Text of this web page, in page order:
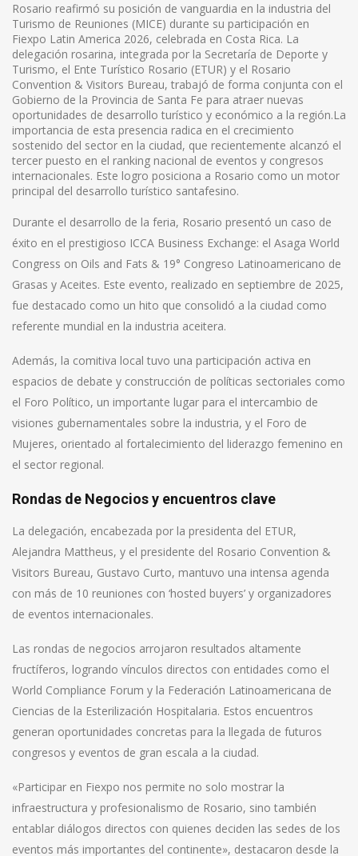
Rosario reafirmó su posición de vanguardia en la industria del
Turismo de Reuniones (MICE) durante su participación en
Fiexpo Latin America 2026, celebrada en Costa Rica. La
delegación rosarina, integrada por la Secretaría de Deporte y
Turismo, el Ente Turístico Rosario (ETUR) y el Rosario
Convention & Visitors Bureau, trabajó de forma conjunta con el
Gobierno de la Provincia de Santa Fe para atraer nuevas
oportunidades de desarrollo turístico y económico a la región.La
importancia de esta presencia radica en el crecimiento
sostenido del sector en la ciudad, que recientemente alcanzó el
tercer puesto en el ranking nacional de eventos y congresos
internacionales. Este logro posiciona a Rosario como un motor
principal del desarrollo turístico santafesino.
Durante el desarrollo de la feria, Rosario presentó un caso de
éxito en el prestigioso ICCA Business Exchange: el Asaga World
Congress on Oils and Fats & 19° Congreso Latinoamericano de
Grasas y Aceites. Este evento, realizado en septiembre de 2025,
fue destacado como un hito que consolidó a la ciudad como
referente mundial en la industria aceitera.
Además, la comitiva local tuvo una participación activa en
espacios de debate y construcción de políticas sectoriales como
el Foro Político, un importante lugar para el intercambio de
visiones gubernamentales sobre la industria, y el Foro de
Mujeres, orientado al fortalecimiento del liderazgo femenino en
el sector regional.
Rondas de Negocios y encuentros clave
La delegación, encabezada por la presidenta del ETUR,
Alejandra Mattheus, y el presidente del Rosario Convention &
Visitors Bureau, Gustavo Curto, mantuvo una intensa agenda
con más de 10 reuniones con ‘hosted buyers’ y organizadores
de eventos internacionales.
Las rondas de negocios arrojaron resultados altamente
fructíferos, logrando vínculos directos con entidades como el
World Compliance Forum y la Federación Latinoamericana de
Ciencias de la Esterilización Hospitalaria. Estos encuentros
generan oportunidades concretas para la llegada de futuros
congresos y eventos de gran escala a la ciudad.
«Participar en Fiexpo nos permite no solo mostrar la
infraestructura y profesionalismo de Rosario, sino también
entablar diálogos directos con quienes deciden las sedes de los
eventos más importantes del continente», destacaron desde la